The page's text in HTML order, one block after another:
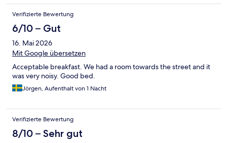
Verifizierte Bewertung
6/10 – Gut
16. Mai 2026
Mit Google übersetzen
Acceptable breakfast. We had a room towards the street and it
was very noisy. Good bed.
Jörgen, Aufenthalt von 1 Nacht
Verifizierte Bewertung
8/10 – Sehr gut